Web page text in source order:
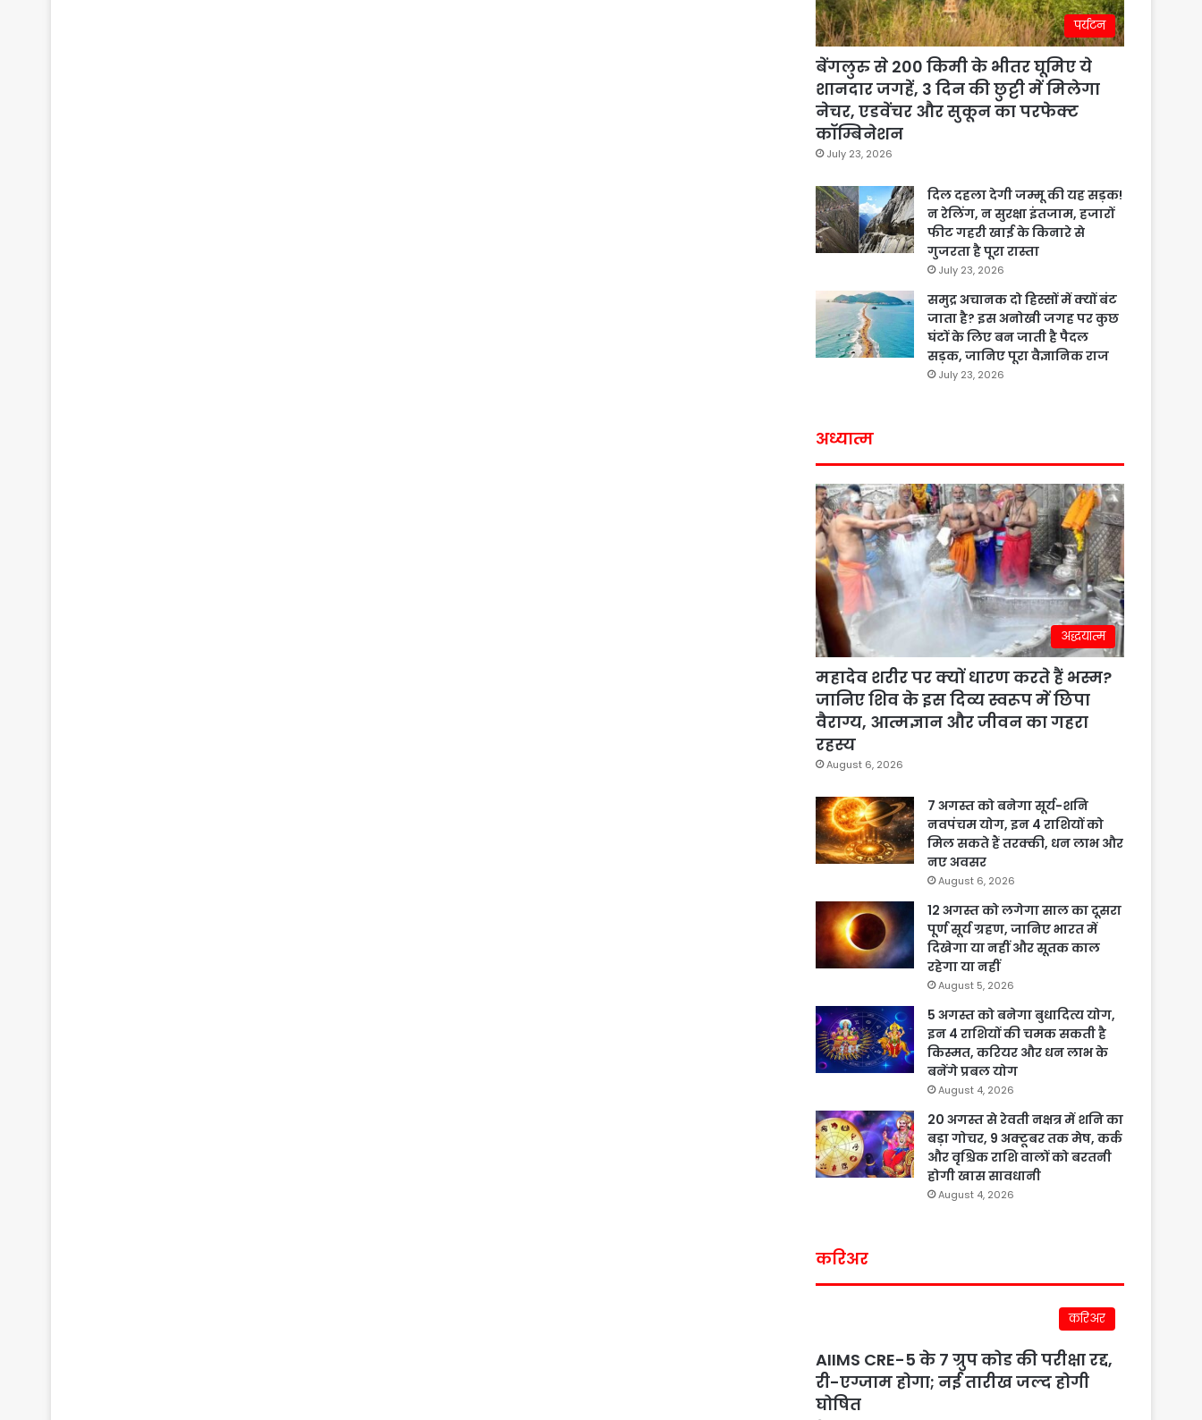
पर्यटन
बेंगलुरु से 200 किमी के भीतर घूमिए ये
शानदार जगहें, 3 दिन की छुट्टी में मिलेगा
नेचर, एडवेंचर और सुकून का परफेक्ट
कॉम्बिनेशन
July 23, 2026
दिल दहला देगी जम्मू की यह सड़क!
न रेलिंग, न सुरक्षा इंतजाम, हजारों
फीट गहरी खाई के किनारे से
गुजरता है पूरा रास्ता
July 23, 2026
समुद्र अचानक दो हिस्सों में क्यों बंट
जाता है? इस अनोखी जगह पर कुछ
घंटों के लिए बन जाती है पैदल
सड़क, जानिए पूरा वैज्ञानिक राज
July 23, 2026
अध्यात्म
अद्धयात्म
महादेव शरीर पर क्यों धारण करते हैं भस्म?
जानिए शिव के इस दिव्य स्वरूप में छिपा
वैराग्य, आत्मज्ञान और जीवन का गहरा
रहस्य
August 6, 2026
7 अगस्त को बनेगा सूर्य-शनि
नवपंचम योग, इन 4 राशियों को
मिल सकते हैं तरक्की, धन लाभ और
नए अवसर
August 6, 2026
12 अगस्त को लगेगा साल का दूसरा
पूर्ण सूर्य ग्रहण, जानिए भारत में
दिखेगा या नहीं और सूतक काल
रहेगा या नहीं
August 5, 2026
5 अगस्त को बनेगा बुधादित्य योग,
इन 4 राशियों की चमक सकती है
किस्मत, करियर और धन लाभ के
बनेंगे प्रबल योग
August 4, 2026
20 अगस्त से रेवती नक्षत्र में शनि का
बड़ा गोचर, 9 अक्टूबर तक मेष, कर्क
और वृश्चिक राशि वालों को बरतनी
होगी खास सावधानी
August 4, 2026
करिअर
करिअर
AIIMS CRE-5 के 7 ग्रुप कोड की परीक्षा रद्द,
री-एग्जाम होगा; नई तारीख जल्द होगी
घोषित